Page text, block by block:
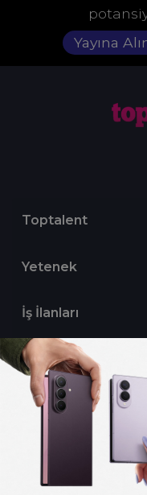
Yayına
Toptalent
Yetenek
İş İlanları
Sertifika
Yetenek Testleri